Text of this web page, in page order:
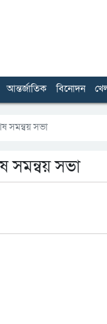
আন্তর্জাতিক বিনোদন
সমন্বয় সভা
সমন্বয় সভা